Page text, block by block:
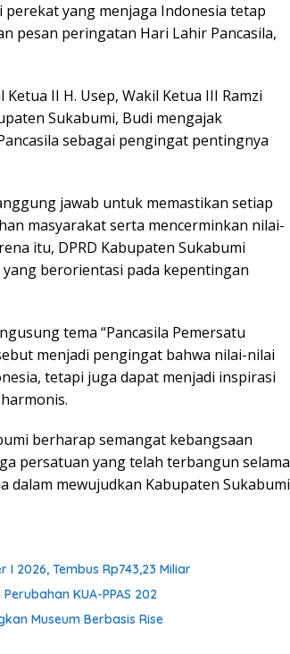
perekat yang menjaga Indonesia tetap
pesan peringatan Hari Lahir Pancasila,
II H. Usep, Wakil Ketua III Ramzi
Sukabumi, Budi mengajak
sebagai pengingat pentingnya
jawab untuk memastikan setiap
masyarakat serta mencerminkan nilai-
itu, DPRD Kabupaten Sukabumi
berorientasi pada kepentingan
tema “Pancasila Pemersatu
menjadi pengingat bahwa nilai-nilai
tetapi juga dapat menjadi inspirasi
berharap semangat kebangsaan
persatuan yang telah terbangun selama
dalam mewujudkan Kabupaten Sukabumi
2026, Tembus Rp743,23 Miliar
KUA-PPAS 202
Museum Berbasis Rise